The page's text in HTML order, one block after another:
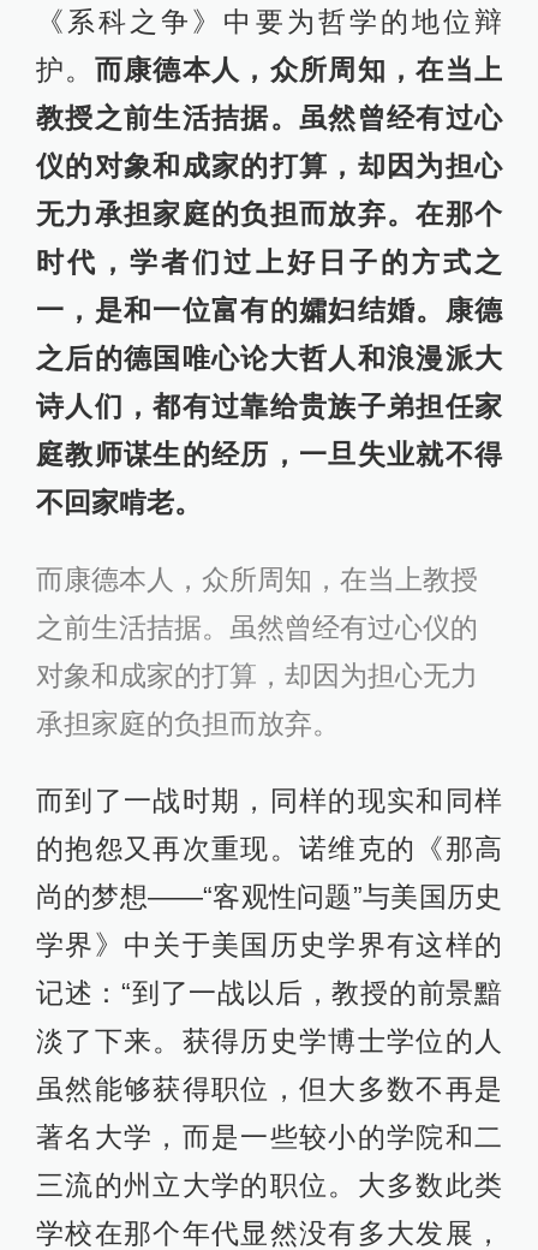
《系科之争》中要为哲学的地位辩
护。 而康德本人，众所周知，在当上
教授之前生活拮据。虽然曾经有过心
仪的对象和成家的打算，却因为担心
无力承担家庭的负担而放弃。在那个
时代，学者们过上好日子的方式之
一，是和一位富有的孀妇结婚。康德
之后的德国唯心论大哲人和浪漫派大
诗人们，都有过靠给贵族子弟担任家
庭教师谋生的经历，一旦失业就不得
不回家啃老。
而康德本人，众所周知，在当上教授
之前生活拮据。虽然曾经有过心仪的
对象和成家的打算，却因为担心无力
承担家庭的负担而放弃。
而到了一战时期，同样的现实和同样
的抱怨又再次重现。诺维克的《那高
尚的梦想——“客观性问题”与美国历史
学界》中关于美国历史学界有这样的
记述：“到了一战以后，教授的前景黯
淡了下来。获得历史学博士学位的人
虽然能够获得职位，但大多数不再是
著名大学，而是一些较小的学院和二
三流的州立大学的职位。大多数此类
学校在那个年代显然没有多大发展，